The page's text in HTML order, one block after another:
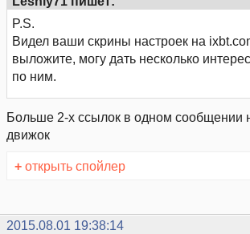
P.S.
Видел ваши скрины настроек на
выложите, могу дать несколько
по ним.
Больше 2-х ссылок в одном сообщении
движок
+ открыть спойлер
2015.08.01 19:38:14